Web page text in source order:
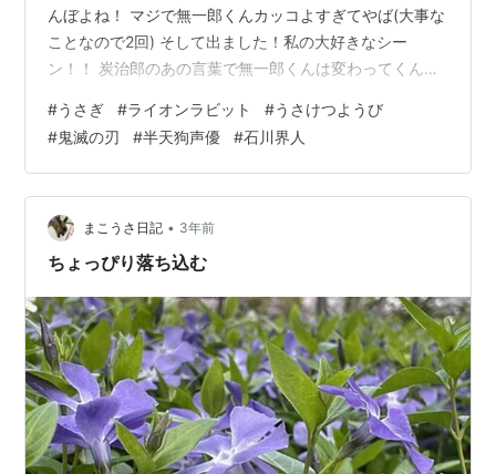
んぼよね！ マジで無一郎くんカッコよすぎてやば(大事な
ことなので2回) そして出ました！私の大好きなシー
ン！！ 炭治郎のあの言葉で無一郎くんは変わってくんよ
きて欲しくて鼻つまむとか…可愛すぎるやろ(*´д`*) そう
いうところはまだ14歳(´ｰ｀) そしてゴメンナサイ、また
声優さんの話をします！笑 半天狗から分裂する鬼の中
に、 私の好きな石川界人がぁーーー！！！(ﾟдﾟ) マジ
で！？ここに石川界人持ってくる！！？？ 前から思って
たけど…
#うさぎ #ライオンラビット #うさけつようび
#鬼滅の刃 #半天狗声優 #石川界人
まこうさ日記 • 3年前
ちょっぴり落ち込む